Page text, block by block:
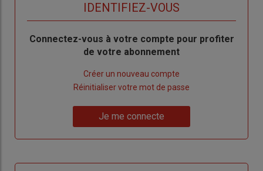
IDENTIFIEZ-VOUS
Body
Connectez-vous à votre compte pour profiter
de votre abonnement
Créer un nouveau compte
de
Réinitialiser votre mot de passe
me
Je me connecte